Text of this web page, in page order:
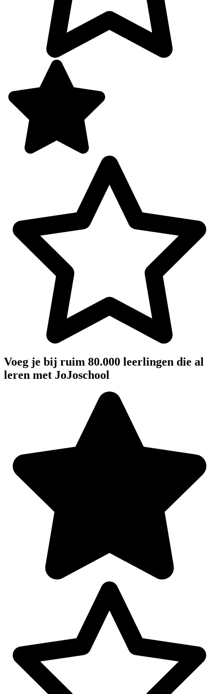
Voeg je bij ruim 80.000 leerlingen die al
leren met JoJoschool